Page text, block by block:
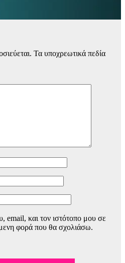
Τα υποχρεωτικά πεδία
email, και τον ιστότοπο μου σε
φορά που θα σχολιάσω.